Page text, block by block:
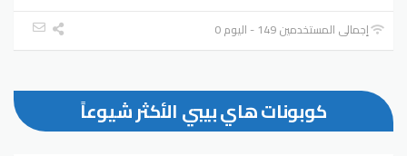
إجمالي المستخدمين 149 - اليوم 0
كوبونات هاي بيبي الأكثر شيوعاً